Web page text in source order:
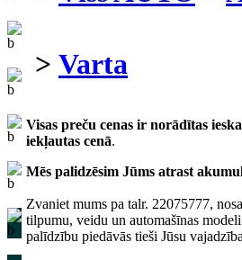
> Varta
Visas preču cenas ir norādītas
iekļautas cenā.
Mēs palidzēsim Jūms atrast
Zvaniet mums pa talr. 22075777,
tilpumu, veidu un automašīnas
palīdzību piedāvās tieši Jūsu